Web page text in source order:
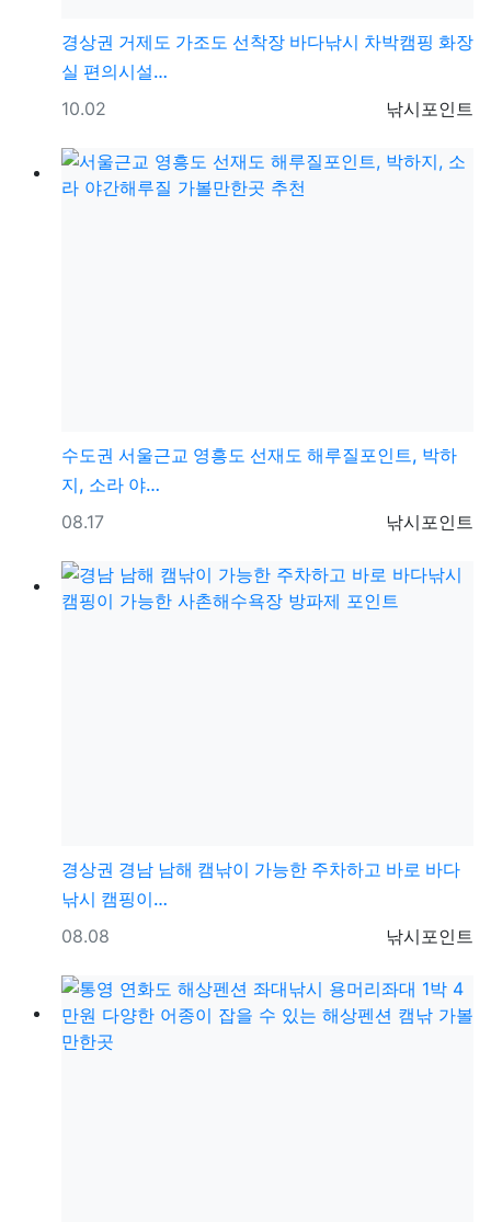
경상권 거제도 가조도 선착장 바다낚시 차박캠핑 화장
실 편의시설…
등록자
낚시포인트
등록일
10.02
수도권 서울근교 영흥도 선재도 해루질포인트, 박하
지, 소라 야…
등록자
낚시포인트
등록일
08.17
경상권 경남 남해 캠낚이 가능한 주차하고 바로 바다
낚시 캠핑이…
등록자
낚시포인트
등록일
08.08